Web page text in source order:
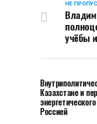
НЕ
учёбы
Казахстане и
Россией